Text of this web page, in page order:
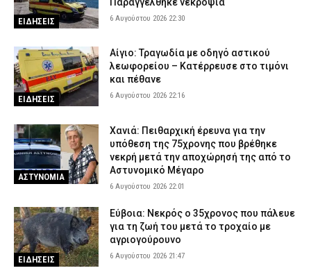
ΕΙΔΗΣΕΙΣ 6 Αυγούστου 2026 22:30
ΕΙΔΗΣΕΙΣ
Αίγιο: Τραγωδία με οδηγό αστικού
λεωφορείου – Κατέρρευσε στο τιμόνι
και πέθανε
6 Αυγούστου 2026 22:16
ΑΣΤΥΝΟΜΙΑ
Χανιά: Πειθαρχική έρευνα για την
υπόθεση της 75χρονης που βρέθηκε
νεκρή μετά την αποχώρησή της από το
Αστυνομικό Μέγαρο
6 Αυγούστου 2026 22:01
ΕΙΔΗΣΕΙΣ
Εύβοια: Νεκρός ο 35χρονος που πάλευε
για τη ζωή του μετά το τροχαίο με
αγριογούρουνο
6 Αυγούστου 2026 21:47